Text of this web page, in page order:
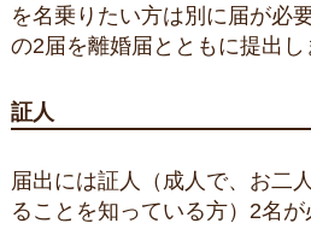
を名乗りたい方は別に届が必
の2届を離婚届とともに提出し
証人
届出には証人（成人で、お二
ることを知っている方）2名が